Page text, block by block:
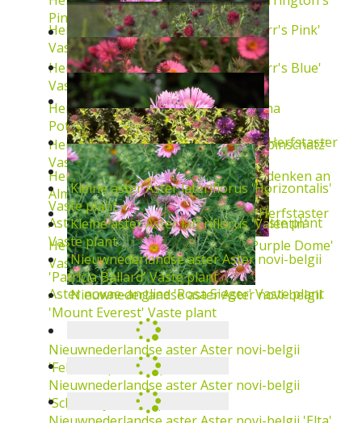
Pink'
Vaste plant
HerfstasterAster novae-angliae 'Barr's Pink'
Vaste plant
HerfstasterAster novae-angliae 'Barr's Blue'
Vaste plant
HerfstasterAster novae-angliae 'Alma
Potschke'Vaste plant
HerfstasterAster novae-angliae 'Rubinschatz'
Vaste plant
HerfstasterAster novae-angliae 'Andenken an
Alma P?tschke'Vaste plant
Herfstaster
Aster novae-angliae 'Rudelsburg'Vaste plant
HerfstasterAster novae-angliae 'Purple Dome'
Vaste plant
Herfstaster
Aster novae-angliae 'Rosa Sieger'Vaste plant
Kleine
aster Aster lateriflorus 'Horizontalis'
plant
asterAster lateriflorus 'Valentin'Vaste plant
Nieuwnederlandse asterAster novi-belgii
'Patricia Ballard' Vaste plant